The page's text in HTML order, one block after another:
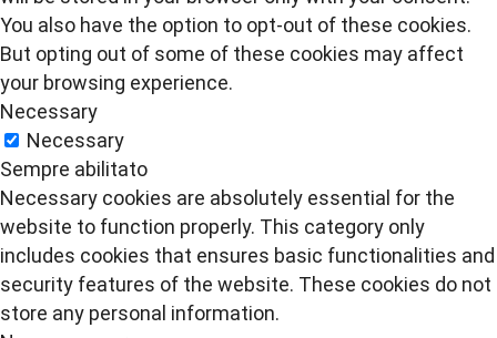
You also have the option to opt-out of these cookies.
But opting out of some of these cookies may affect
your browsing experience.
Necessary
Necessary
Sempre abilitato
Necessary cookies are absolutely essential for the
website to function properly. This category only
includes cookies that ensures basic functionalities and
security features of the website. These cookies do not
store any personal information.